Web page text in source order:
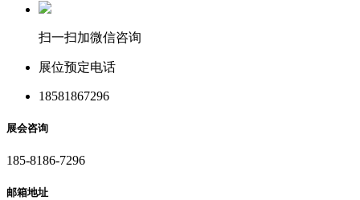
扫一扫加微信咨询
展位预定电话
18581867296
展会咨询
185-8186-7296
邮箱地址